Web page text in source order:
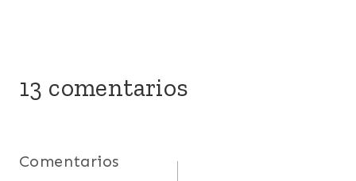
13 comentarios
Navegación
Comentarios